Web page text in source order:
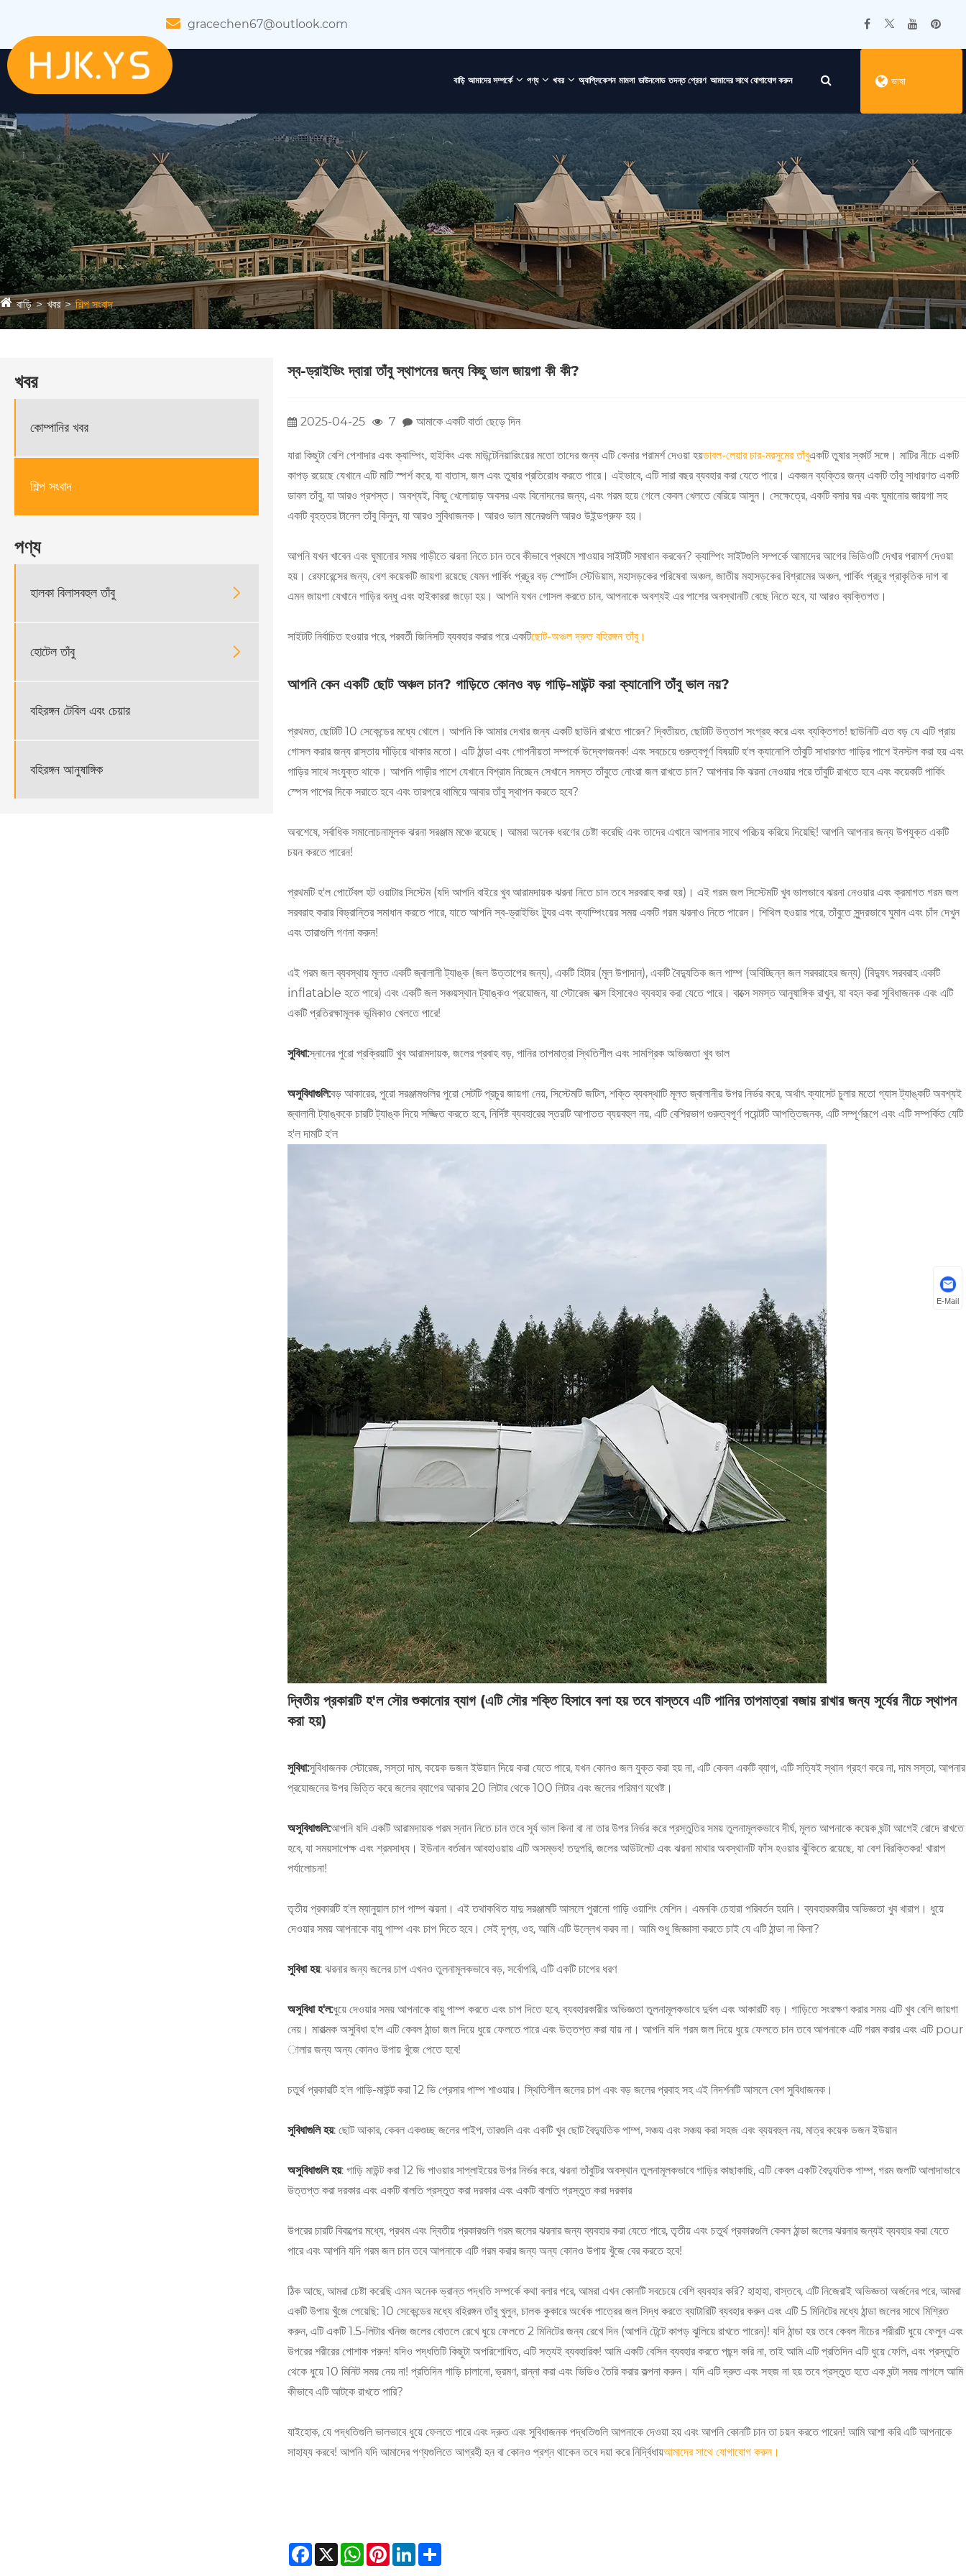
gracechen67@outlook.com
বাড়ি আমাদের সম্পর্কে পণ্য খবর অ্যাপ্লিকেশন মামলা ডাউনলোড তদন্ত প্রেরণ আমাদের সাথে যোগাযোগ করুন ভাষা
বাড়ি খবর শিল্প সংবাদ
খবর
কোম্পানির খবর
শিল্প সংবাদ
পণ্য
হালকা বিলাসবহুল তাঁবু 
হোটেল তাঁবু 
বহিরঙ্গন টেবিল এবং চেয়ার
বহিরঙ্গন আনুষাঙ্গিক
স্ব-ড্রাইভিং দ্বারা তাঁবু স্থাপনের জন্য কিছু ভাল জায়গা কী কী?
2025-04-25 7 আমাকে একটি বার্তা ছেড়ে দিন
যারা কিছুটা বেশি পেশাদার এবং ক্যাম্পিং, হাইকিং এবং মাউন্টেনিয়ারিংয়ের মতো তাদের জন্য এটি কেনার পরামর্শ দেওয়া হয়ডাবল-লেয়ার চার-মরসুমের তাঁবুএকটি তুষার স্কার্ট সঙ্গে। মাটির নীচে একটি
কাপড় রয়েছে যেখানে এটি মাটি স্পর্শ করে, যা বাতাস, জল এবং তুষার প্রতিরোধ করতে পারে। এইভাবে, এটি সারা বছর ব্যবহার করা যেতে পারে। একজন ব্যক্তির জন্য একটি তাঁবু সাধারণত একটি
ডাবল তাঁবু, যা আরও প্রশস্ত। অবশ্যই, কিছু খেলোয়াড় অবসর এবং বিনোদনের জন্য, এবং গরম হয়ে গেলে কেবল খেলতে বেরিয়ে আসুন। সেক্ষেত্রে, একটি বসার ঘর এবং ঘুমানোর জায়গা সহ
একটি বৃহত্তর টানেল তাঁবু কিনুন, যা আরও সুবিধাজনক। আরও ভাল মানেরগুলি আরও উইন্ডপ্রুফ হয়।
আপনি যখন খাবেন এবং ঘুমানোর সময় গাড়ীতে ঝরনা নিতে চান তবে কীভাবে প্রথমে শাওয়ার সাইটটি সমাধান করবেন? ক্যাম্পিং সাইটগুলি সম্পর্কে আমাদের আগের ভিডিওটি দেখার পরামর্শ দেওয়া
হয়। রেফারেন্সের জন্য, বেশ কয়েকটি জায়গা রয়েছে যেমন পার্কিং প্রচুর বড় স্পোর্টস স্টেডিয়াম, মহাসড়কের পরিষেবা অঞ্চল, জাতীয় মহাসড়কের বিশ্রামের অঞ্চল, পার্কিং প্রচুর প্রাকৃতিক দাগ বা
এমন জায়গা যেখানে গাড়ির বন্ধু এবং হাইকাররা জড়ো হয়। আপনি যখন গোসল করতে চান, আপনাকে অবশ্যই এর পাশের অবস্থানটি বেছে নিতে হবে, যা আরও ব্যক্তিগত।
সাইটটি নির্বাচিত হওয়ার পরে, পরবর্তী জিনিসটি ব্যবহার করার পরে একটিছোট-অঞ্চল দ্রুত বহিরঙ্গন তাঁবু।
আপনি কেন একটি ছোট অঞ্চল চান? গাড়িতে কোনও বড় গাড়ি-মাউন্ট করা ক্যানোপি তাঁবু ভাল নয়?
প্রথমত, ছোটটি 10 ​​সেকেন্ডের মধ্যে খোলে। আপনি কি আমার দেখার জন্য একটি ছাউনি রাখতে পারেন? দ্বিতীয়ত, ছোটটি উত্তাপ সংগ্রহ করে এবং ব্যক্তিগত! ছাউনিটি এত বড় যে এটি প্রায়
গোসল করার জন্য রাস্তায় দাঁড়িয়ে থাকার মতো। এটি ঠান্ডা এবং গোপনীয়তা সম্পর্কে উদ্বেগজনক! এবং সবচেয়ে গুরুত্বপূর্ণ বিষয়টি হ'ল ক্যানোপি তাঁবুটি সাধারণত গাড়ির পাশে ইনস্টল করা হয় এবং
গাড়ির সাথে সংযুক্ত থাকে। আপনি গাড়ীর পাশে যেখানে বিশ্রাম নিচ্ছেন সেখানে সমস্ত তাঁবুতে নোংরা জল রাখতে চান? আপনার কি ঝরনা নেওয়ার পরে তাঁবুটি রাখতে হবে এবং কয়েকটি পার্কিং
স্পেস পাশের দিকে সরাতে হবে এবং তারপরে থামিয়ে আবার তাঁবু স্থাপন করতে হবে?
অবশেষে, সর্বাধিক সমালোচনামূলক ঝরনা সরঞ্জাম মঞ্চে রয়েছে। আমরা অনেক ধরণের চেষ্টা করেছি এবং তাদের এখানে আপনার সাথে পরিচয় করিয়ে দিয়েছি! আপনি আপনার জন্য উপযুক্ত একটি
চয়ন করতে পারেন!
প্রথমটি হ'ল পোর্টেবল হট ওয়াটার সিস্টেম (যদি আপনি বাইরে খুব আরামদায়ক ঝরনা নিতে চান তবে সরবরাহ করা হয়)। এই গরম জল সিস্টেমটি খুব ভালভাবে ঝরনা নেওয়ার এবং ক্রমাগত গরম জল
সরবরাহ করার বিভ্রান্তির সমাধান করতে পারে, যাতে আপনি স্ব-ড্রাইভিং ট্যুর এবং ক্যাম্পিংয়ের সময় একটি গরম ঝরনাও নিতে পারেন। শিথিল হওয়ার পরে, তাঁবুতে সুন্দরভাবে ঘুমান এবং চাঁদ দেখুন
এবং তারাগুলি গণনা করুন!
এই গরম জল ব্যবস্থায় মূলত একটি জ্বালানী ট্যাঙ্ক (জল উত্তাপের জন্য), একটি হিটার (মূল উপাদান), একটি বৈদ্যুতিক জল পাম্প (অবিচ্ছিন্ন জল সরবরাহের জন্য) (বিদ্যুৎ সরবরাহ একটি
inflatable হতে পারে) এবং একটি জল সঞ্চয়স্থান ট্যাঙ্কও প্রয়োজন, যা স্টোরেজ বাক্স হিসাবেও ব্যবহার করা যেতে পারে। বাক্সে সমস্ত আনুষাঙ্গিক রাখুন, যা বহন করা সুবিধাজনক এবং এটি
একটি প্রতিরক্ষামূলক ভূমিকাও খেলতে পারে!
সুবিধা:স্নানের পুরো প্রক্রিয়াটি খুব আরামদায়ক, জলের প্রবাহ বড়, পানির তাপমাত্রা স্থিতিশীল এবং সামগ্রিক অভিজ্ঞতা খুব ভাল
অসুবিধাগুলি:বড় আকারের, পুরো সরঞ্জামগুলির পুরো সেটটি প্রচুর জায়গা নেয়, সিস্টেমটি জটিল, শক্তি ব্যবস্থাটি মূলত জ্বালানীর উপর নির্ভর করে, অর্থাৎ ক্যাসেট চুলার মতো গ্যাস ট্যাঙ্কটি অবশ্যই
জ্বালানী ট্যাঙ্ককে চারটি ট্যাঙ্ক দিয়ে সজ্জিত করতে হবে, নির্দিষ্ট ব্যবহারের স্তরটি আপাতত ব্যয়বহুল নয়, এটি বেশিরভাগ গুরুত্বপূর্ণ পয়েন্টটি আপত্তিজনক, এটি সম্পূর্ণরূপে এবং এটি সম্পর্কিত যেটি
হ'ল দামটি হ'ল
দ্বিতীয় প্রকারটি হ'ল সৌর শুকানোর ব্যাগ (এটি সৌর শক্তি হিসাবে বলা হয় তবে বাস্তবে এটি পানির তাপমাত্রা বজায় রাখার জন্য সূর্যের নীচে স্থাপন
করা হয়)
সুবিধা:সুবিধাজনক স্টোরেজ, সস্তা দাম, কয়েক ডজন ইউয়ান দিয়ে করা যেতে পারে, যখন কোনও জল যুক্ত করা হয় না, এটি কেবল একটি ব্যাগ, এটি সত্যিই স্থান গ্রহণ করে না, দাম সস্তা, আপনার
প্রয়োজনের উপর ভিত্তি করে জলের ব্যাগের আকার 20 লিটার থেকে 100 লিটার এবং জলের পরিমাণ যথেষ্ট।
অসুবিধাগুলি:আপনি যদি একটি আরামদায়ক গরম স্নান নিতে চান তবে সূর্য ভাল কিনা বা না তার উপর নির্ভর করে প্রস্তুতির সময় তুলনামূলকভাবে দীর্ঘ, মূলত আপনাকে কয়েক ঘন্টা আগেই রোদে রাখতে
হবে, যা সময়সাপেক্ষ এবং শ্রমসাধ্য। ইউনান বর্তমান আবহাওয়ায় এটি অসম্ভব! তদুপরি, জলের আউটলেট এবং ঝরনা মাথার অবস্থানটি ফাঁস হওয়ার ঝুঁকিতে রয়েছে, যা বেশ বিরক্তিকর! খারাপ
পর্যালোচনা!
তৃতীয় প্রকারটি হ'ল ম্যানুয়াল চাপ পাম্প ঝরনা। এই তথাকথিত যাদু সরঞ্জামটি আসলে পুরানো গাড়ি ওয়াশিং মেশিন। এমনকি চেহারা পরিবর্তন হয়নি। ব্যবহারকারীর অভিজ্ঞতা খুব খারাপ। ধুয়ে
দেওয়ার সময় আপনাকে বায়ু পাম্প এবং চাপ দিতে হবে। সেই দৃশ্য, ওহ, আমি এটি উল্লেখ করব না। আমি শুধু জিজ্ঞাসা করতে চাই যে এটি ঠান্ডা না কিনা?
সুবিধা হয়: ঝরনার জন্য জলের চাপ এখনও তুলনামূলকভাবে বড়, সর্বোপরি, এটি একটি চাপের ধরণ
অসুবিধা হ'ল:ধুয়ে দেওয়ার সময় আপনাকে বায়ু পাম্প করতে এবং চাপ দিতে হবে, ব্যবহারকারীর অভিজ্ঞতা তুলনামূলকভাবে দুর্বল এবং আকারটি বড়। গাড়িতে সংরক্ষণ করার সময় এটি খুব বেশি জায়গা
নেয়। মারাত্মক অসুবিধা হ'ল এটি কেবল ঠান্ডা জল দিয়ে ধুয়ে ফেলতে পারে এবং উত্তপ্ত করা যায় না। আপনি যদি গরম জল দিয়ে ধুয়ে ফেলতে চান তবে আপনাকে এটি গরম করার এবং এটি pour
ালার জন্য অন্য কোনও উপায় খুঁজে পেতে হবে!
চতুর্থ প্রকারটি হ'ল গাড়ি-মাউন্ট করা 12 ভি প্রেসার পাম্প শাওয়ার। স্থিতিশীল জলের চাপ এবং বড় জলের প্রবাহ সহ এই নিদর্শনটি আসলে বেশ সুবিধাজনক।
সুবিধাগুলি হয়: ছোট আকার, কেবল একগুচ্ছ জলের পাইপ, তারগুলি এবং একটি খুব ছোট বৈদ্যুতিক পাম্প, সঞ্চয় এবং সঞ্চয় করা সহজ এবং ব্যয়বহুল নয়, মাত্র কয়েক ডজন ইউয়ান
অসুবিধাগুলি হয়: গাড়ি মাউন্ট করা 12 ভি পাওয়ার সাপ্লাইয়ের উপর নির্ভর করে, ঝরনা তাঁবুটির অবস্থান তুলনামূলকভাবে গাড়ির কাছাকাছি, এটি কেবল একটি বৈদ্যুতিক পাম্প, গরম জলটি আলাদাভাবে
উত্তপ্ত করা দরকার এবং একটি বালতি প্রস্তুত করা দরকার এবং একটি বালতি প্রস্তুত করা দরকার
উপরের চারটি বিকল্পের মধ্যে, প্রথম এবং দ্বিতীয় প্রকারগুলি গরম জলের ঝরনার জন্য ব্যবহার করা যেতে পারে, তৃতীয় এবং চতুর্থ প্রকারগুলি কেবল ঠান্ডা জলের ঝরনার জন্যই ব্যবহার করা যেতে
পারে এবং আপনি যদি গরম জল চান তবে আপনাকে এটি গরম করার জন্য অন্য কোনও উপায় খুঁজে বের করতে হবে!
ঠিক আছে, আমরা চেষ্টা করেছি এমন অনেক ভ্রান্ত পদ্ধতি সম্পর্কে কথা বলার পরে, আমরা এখন কোনটি সবচেয়ে বেশি ব্যবহার করি? হাহাহা, বাস্তবে, এটি নিজেরাই অভিজ্ঞতা অর্জনের পরে, আমরা
একটি উপায় খুঁজে পেয়েছি: 10 সেকেন্ডের মধ্যে বহিরঙ্গন তাঁবু খুলুন, চালক কুকারে অর্ধেক পাত্রের জল সিদ্ধ করতে ব্যাটারিটি ব্যবহার করুন এবং এটি 5 মিনিটের মধ্যে ঠান্ডা জলের সাথে মিশ্রিত
করুন, এটি একটি 1.5-লিটার খনিজ জলের বোতলে রেখে ধুয়ে ফেলতে 2 মিনিটের জন্য রেখে দিন (আপনি টেন্টে কাপড় ঝুলিয়ে রাখতে পারেন)! যদি ঠান্ডা হয় তবে কেবল নীচের শরীরটি ধুয়ে ফেলুন এবং
উপরের শরীরের পোশাক পরুন! যদিও পদ্ধতিটি কিছুটা অপরিশোধিত, এটি সত্যই ব্যবহারিক! আমি একটি বেসিন ব্যবহার করতে পছন্দ করি না, তাই আমি এটি প্রতিদিন এটি ধুয়ে ফেলি, এবং প্রস্তুতি
থেকে ধুয়ে 10 মিনিট সময় নেয় না! প্রতিদিন গাড়ি চালানো, ভ্রমণ, রান্না করা এবং ভিডিও তৈরি করার কল্পনা করুন। যদি এটি দ্রুত এবং সহজ না হয় তবে প্রস্তুত হতে এক ঘন্টা সময় লাগলে আমি
কীভাবে এটি আটকে রাখতে পারি?
যাইহোক, যে পদ্ধতিগুলি ভালভাবে ধুয়ে ফেলতে পারে এবং দ্রুত এবং সুবিধাজনক পদ্ধতিগুলি আপনাকে দেওয়া হয় এবং আপনি কোনটি চান তা চয়ন করতে পারেন! আমি আশা করি এটি আপনাকে
সাহায্য করবে! আপনি যদি আমাদের পণ্যগুলিতে আগ্রহী হন বা কোনও প্রশ্ন থাকেন তবে দয়া করে নির্দ্বিধায়আমাদের সাথে যোগাযোগ করুন।
Facebook
X WhatsApp
PinterestLinkedIn
E-Mail